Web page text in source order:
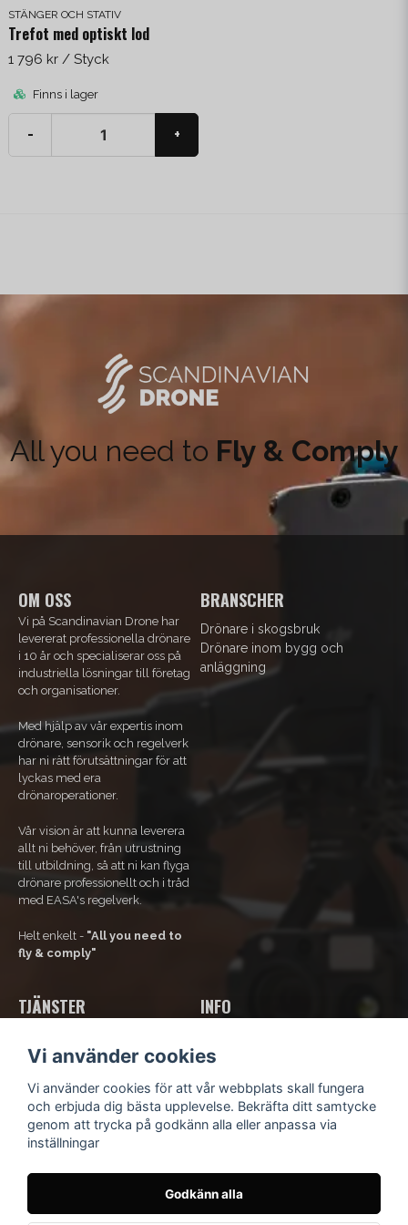
STÄNGER OCH STATIV
Trefot med optiskt lod
1 796 kr / Styck
Finns i lager
- +
All you need to Fly & Comply
OM OSS
Vi på Scandinavian Drone har
levererat professionella drönare
i 10 år och specialiserar oss på
industriella lösningar till företag
och organisationer.
Med hjälp av vår expertis inom
drönare, sensorik och regelverk
har ni rätt förutsättningar för att
lyckas med era
drönaroperationer.
Vår vision är att kunna leverera
allt ni behöver, från utrustning
till utbildning, så att ni kan flyga
drönare professionellt och i tråd
med EASA's regelverk.
Helt enkelt - "All you need to
fly & comply"
BRANSCHER
Drönare i skogsbruk
Drönare inom bygg och
anläggning
TJÄNSTER
Bli ramavtals-kund
Hyr drönare
INFO
Kontakta oss
Köpvillkor
Integritetspolicy
Blogg
© Scandinavian Drone- Idévägen 9, 312 62 Mellbystrand,
Vi använder cookies
Vi använder cookies för att vår webbplats skall fungera
och erbjuda dig bästa upplevelse. Bekräfta ditt samtycke
genom att trycka på godkänn alla eller anpassa via
inställningar
Godkänn alla